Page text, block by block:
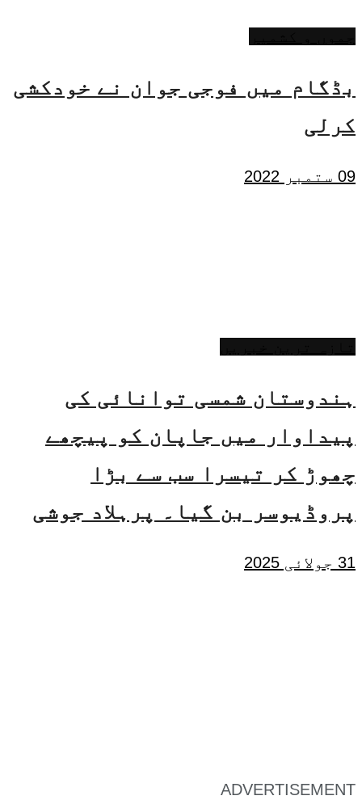
بڈگام میں فوجی جوان نے خودکشی
کرلی
09 ستمبر 2022
ہندوستان شمسی توانائی کی
پیداوار میں جاپان کو پیچھے
چھوڑ کر تیسرا سب سے بڑا
پروڈیوسر بن گیا۔ پرہلاد جوشی
31 جولائی 2025
ADVERTISEMENT